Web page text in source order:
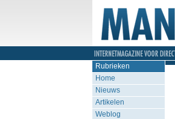
Rubrieken
Home
Nieuws
Artikelen
Weblog